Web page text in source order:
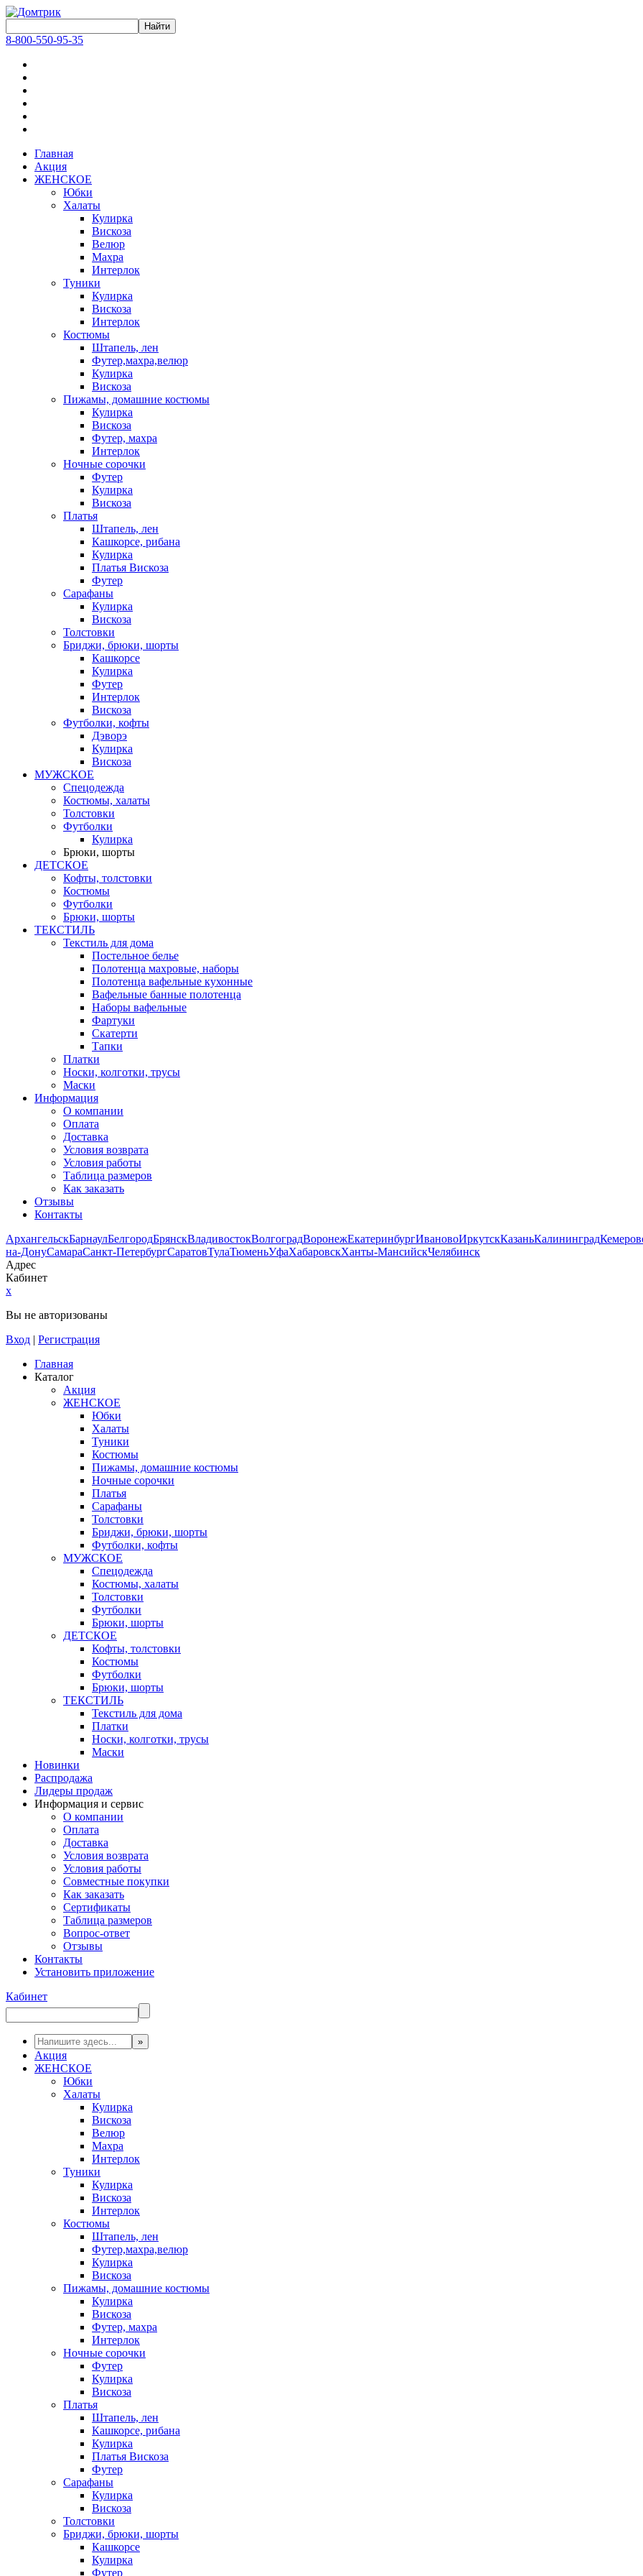
8-800-550-95-35
Главная
Акция
ЖЕНСКОЕ
Юбки
Халаты
Кулирка
Вискоза
Велюр
Махра
Интерлок
Туники
Кулирка
Вискоза
Интерлок
Костюмы
Штапель, лен
Футер,махра,велюр
Кулирка
Вискоза
Пижамы, домашние костюмы
Кулирка
Вискоза
Футер, махра
Интерлок
Ночные сорочки
Футер
Кулирка
Вискоза
Платья
Штапель, лен
Кашкорсе, рибана
Кулирка
Платья Вискоза
Футер
Сарафаны
Кулирка
Вискоза
Толстовки
Бриджи, брюки, шорты
Кашкорсе
Кулирка
Футер
Интерлок
Вискоза
Футболки, кофты
Дэворэ
Кулирка
Вискоза
МУЖСКОЕ
Спецодежда
Костюмы, халаты
Толстовки
Футболки
Кулирка
Брюки, шорты
ДЕТСКОЕ
Кофты, толстовки
Костюмы
Футболки
Брюки, шорты
ТЕКСТИЛЬ
Текстиль для дома
Постельное белье
Полотенца махровые, наборы
Полотенца вафельные кухонные
Вафельные банные полотенца
Наборы вафельные
Фартуки
Скатерти
Тапки
Платки
Носки, колготки, трусы
Маски
Информация
О компании
Оплата
Доставка
Условия возврата
Условия работы
Таблица размеров
Как заказать
Отзывы
Контакты
АрхангельскБарнаулБелгородБрянскВладивостокВолгоградВоронежЕкатеринбургИвановоИркутскКазаньКалининград
на-ДонуСамараСанкт-ПетербургСаратовТулаТюменьУфаХабаровскХанты-МансийскЧелябинск
Адрес
Кабинет
x
Вы не авторизованы
Вход | Регистрация
Главная
Каталог
Акция
ЖЕНСКОЕ
Юбки
Халаты
Туники
Костюмы
Пижамы, домашние костюмы
Ночные сорочки
Платья
Сарафаны
Толстовки
Бриджи, брюки, шорты
Футболки, кофты
МУЖСКОЕ
Спецодежда
Костюмы, халаты
Толстовки
Футболки
Брюки, шорты
ДЕТСКОЕ
Кофты, толстовки
Костюмы
Футболки
Брюки, шорты
ТЕКСТИЛЬ
Текстиль для дома
Платки
Носки, колготки, трусы
Маски
Новинки
Распродажа
Лидеры продаж
Информация и сервис
О компании
Оплата
Доставка
Условия возврата
Условия работы
Совместные покупки
Как заказать
Сертификаты
Таблица размеров
Вопрос-ответ
Отзывы
Контакты
Установить приложение
Кабинет
Акция
ЖЕНСКОЕ
Юбки
Халаты
Кулирка
Вискоза
Велюр
Махра
Интерлок
Туники
Кулирка
Вискоза
Интерлок
Костюмы
Штапель, лен
Футер,махра,велюр
Кулирка
Вискоза
Пижамы, домашние костюмы
Кулирка
Вискоза
Футер, махра
Интерлок
Ночные сорочки
Футер
Кулирка
Вискоза
Платья
Штапель, лен
Кашкорсе, рибана
Кулирка
Платья Вискоза
Футер
Сарафаны
Кулирка
Вискоза
Толстовки
Бриджи, брюки, шорты
Кашкорсе
Кулирка
Футер